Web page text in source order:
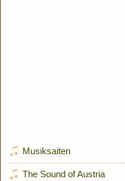
Musiksaiten
The Sound of Austria